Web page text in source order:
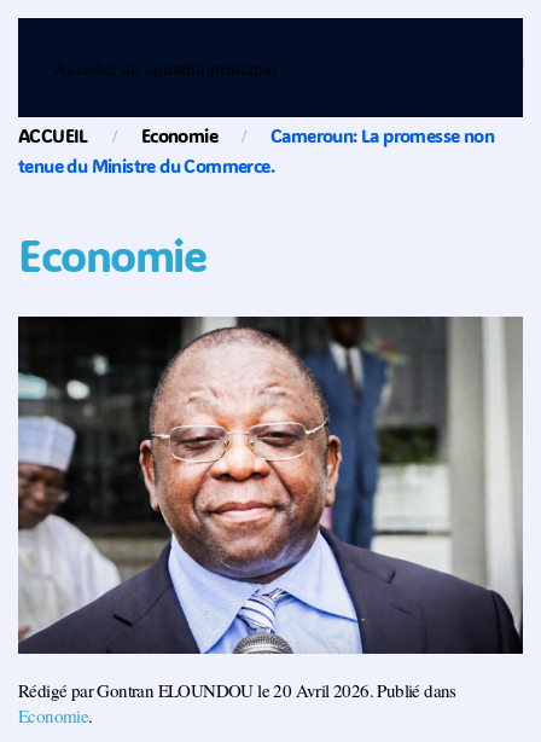
Accéder au contenu principal
ACCUEIL Economie
Cameroun: La promesse non
tenue du Ministre du Commerce.
Economie
Rédigé par Gontran ELOUNDOU le20 Avril 2026. Publié dans
Economie.